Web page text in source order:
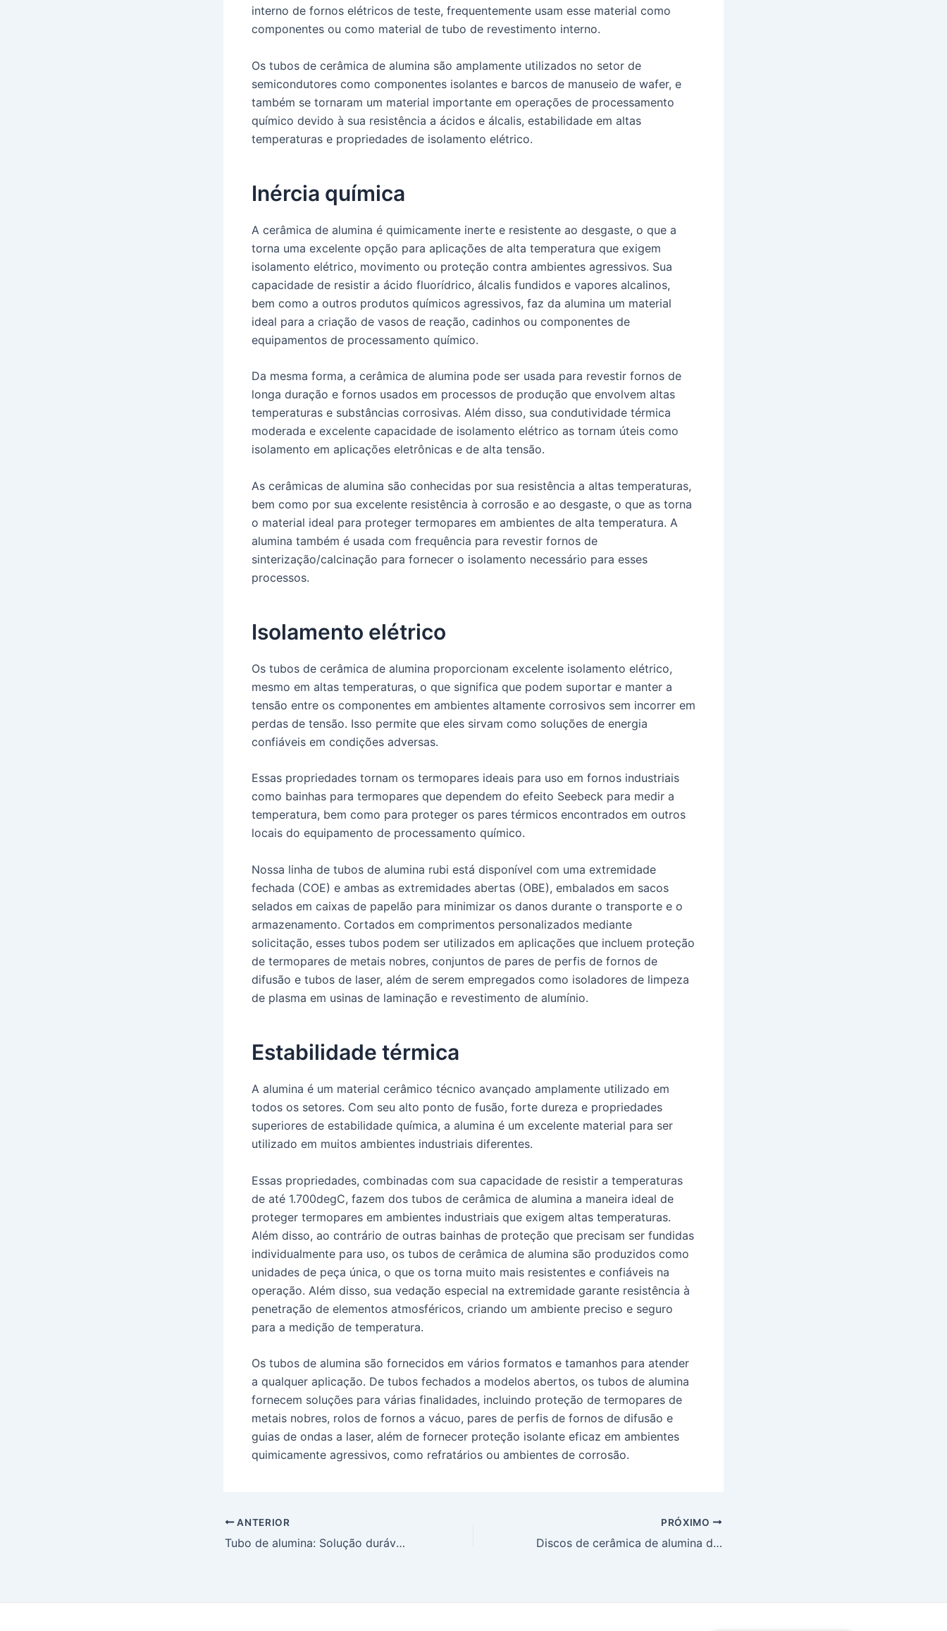
interno de fornos elétricos de teste, frequentemente usam esse material como
componentes ou como material de tubo de revestimento interno.
Os tubos de cerâmica de alumina são amplamente utilizados no setor de
semicondutores como componentes isolantes e barcos de manuseio de wafer, e
também se tornaram um material importante em operações de processamento
químico devido à sua resistência a ácidos e álcalis, estabilidade em altas
temperaturas e propriedades de isolamento elétrico.
Inércia química
A cerâmica de alumina é quimicamente inerte e resistente ao desgaste, o que a
torna uma excelente opção para aplicações de alta temperatura que exigem
isolamento elétrico, movimento ou proteção contra ambientes agressivos. Sua
capacidade de resistir a ácido fluorídrico, álcalis fundidos e vapores alcalinos,
bem como a outros produtos químicos agressivos, faz da alumina um material
ideal para a criação de vasos de reação, cadinhos ou componentes de
equipamentos de processamento químico.
Da mesma forma, a cerâmica de alumina pode ser usada para revestir fornos de
longa duração e fornos usados em processos de produção que envolvem altas
temperaturas e substâncias corrosivas. Além disso, sua condutividade térmica
moderada e excelente capacidade de isolamento elétrico as tornam úteis como
isolamento em aplicações eletrônicas e de alta tensão.
As cerâmicas de alumina são conhecidas por sua resistência a altas temperaturas,
bem como por sua excelente resistência à corrosão e ao desgaste, o que as torna
o material ideal para proteger termopares em ambientes de alta temperatura. A
alumina também é usada com frequência para revestir fornos de
sinterização/calcinação para fornecer o isolamento necessário para esses
processos.
Isolamento elétrico
Os tubos de cerâmica de alumina proporcionam excelente isolamento elétrico,
mesmo em altas temperaturas, o que significa que podem suportar e manter a
tensão entre os componentes em ambientes altamente corrosivos sem incorrer em
perdas de tensão. Isso permite que eles sirvam como soluções de energia
confiáveis em condições adversas.
Essas propriedades tornam os termopares ideais para uso em fornos industriais
como bainhas para termopares que dependem do efeito Seebeck para medir a
temperatura, bem como para proteger os pares térmicos encontrados em outros
locais do equipamento de processamento químico.
Nossa linha de tubos de alumina rubi está disponível com uma extremidade
fechada (COE) e ambas as extremidades abertas (OBE), embalados em sacos
selados em caixas de papelão para minimizar os danos durante o transporte e o
armazenamento. Cortados em comprimentos personalizados mediante
solicitação, esses tubos podem ser utilizados em aplicações que incluem proteção
de termopares de metais nobres, conjuntos de pares de perfis de fornos de
difusão e tubos de laser, além de serem empregados como isoladores de limpeza
de plasma em usinas de laminação e revestimento de alumínio.
Estabilidade térmica
A alumina é um material cerâmico técnico avançado amplamente utilizado em
todos os setores. Com seu alto ponto de fusão, forte dureza e propriedades
superiores de estabilidade química, a alumina é um excelente material para ser
utilizado em muitos ambientes industriais diferentes.
Essas propriedades, combinadas com sua capacidade de resistir a temperaturas
de até 1.700degC, fazem dos tubos de cerâmica de alumina a maneira ideal de
proteger termopares em ambientes industriais que exigem altas temperaturas.
Além disso, ao contrário de outras bainhas de proteção que precisam ser fundidas
individualmente para uso, os tubos de cerâmica de alumina são produzidos como
unidades de peça única, o que os torna muito mais resistentes e confiáveis na
operação. Além disso, sua vedação especial na extremidade garante resistência à
penetração de elementos atmosféricos, criando um ambiente preciso e seguro
para a medição de temperatura.
Os tubos de alumina são fornecidos em vários formatos e tamanhos para atender
a qualquer aplicação. De tubos fechados a modelos abertos, os tubos de alumina
fornecem soluções para várias finalidades, incluindo proteção de termopares de
metais nobres, rolos de fornos a vácuo, pares de perfis de fornos de difusão e
guias de ondas a laser, além de fornecer proteção isolante eficaz em ambientes
quimicamente agressivos, como refratários ou ambientes de corrosão.
Postar
navegação
ANTERIOR
Tubo de alumina: Solução durável para aplicações de alta temperatura
PRÓXIMO
Discos de cerâmica de alumina de alta pureza para aplicações industriais